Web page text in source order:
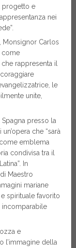
progetto e
nei
Monsignor Carlos
come
rappresenta il
le
unite,
Spagna presso la
che “sarà
emblema
condivisa tra il
In
Maestro
mariane
spirituale favorito
incomparabile
e
l’immagine della